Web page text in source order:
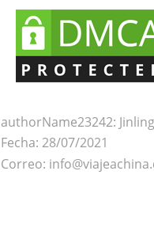
authorName23242:
Fecha: 28/07/2021
Correo: